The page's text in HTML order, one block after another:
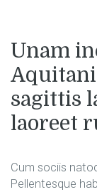
Unam
sagittis
laoreet
Cum sociis
Pellentesque